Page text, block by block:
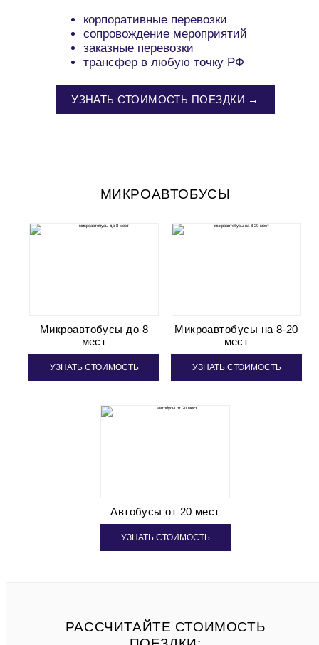
корпоративные перевозки
сопровождение мероприятий
заказные перевозки
трансфер в любую точку РФ
УЗНАТЬ СТОИМОСТЬ ПОЕЗДКИ →
МИКРОАВТОБУСЫ
Микроавтобусы до 8
мест
УЗНАТЬ СТОИМОСТЬ
Микроавтобусы на 8-20
мест
УЗНАТЬ СТОИМОСТЬ
Автобусы от 20 мест
УЗНАТЬ СТОИМОСТЬ
РАССЧИТАЙТЕ СТОИМОСТЬ